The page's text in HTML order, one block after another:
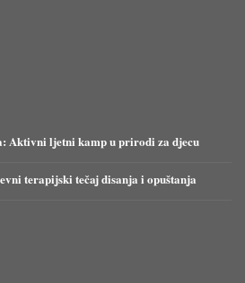
Aktivni ljetni kamp u prirodi za djecu
terapijski tečaj disanja i opuštanja